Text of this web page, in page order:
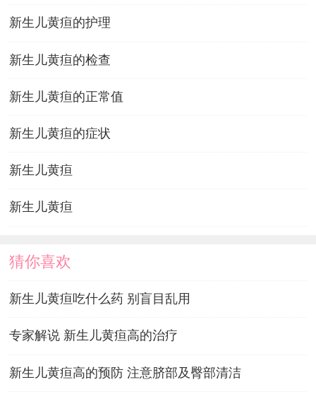
新生儿黄疸的护理
新生儿黄疸的检查
新生儿黄疸的正常值
新生儿黄疸的症状
新生儿黄疸
新生儿黄疸
猜你喜欢
新生儿黄疸吃什么药 别盲目乱用
专家解说 新生儿黄疸高的治疗
新生儿黄疸高的预防 注意脐部及臀部清洁